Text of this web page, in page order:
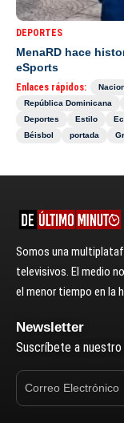
DEPORTES
MenaRD hace
eSports
Enlaces rápidos:
República Dominicana
Deportes
Estilo
Béisbol
portada
Somos una
televisivos. El medio
el menor tiempo en la
Newsletter
Suscríbete a